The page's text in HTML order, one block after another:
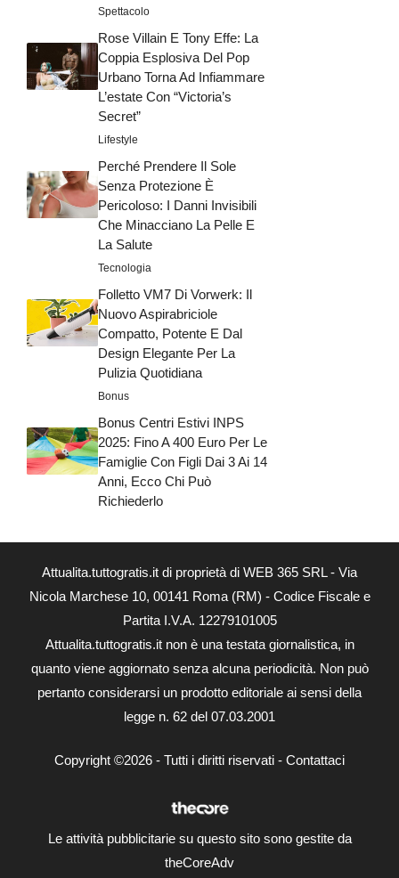
Spettacolo
Rose Villain E Tony Effe: La
Coppia Esplosiva Del Pop
Urbano Torna Ad Infiammare
L’estate Con “Victoria’s
Secret”
Lifestyle
Perché Prendere Il Sole
Senza Protezione È
Pericoloso: I Danni Invisibili
Che Minacciano La Pelle E
La Salute
Tecnologia
Folletto VM7 Di Vorwerk: Il
Nuovo Aspirabriciole
Compatto, Potente E Dal
Design Elegante Per La
Pulizia Quotidiana
Bonus
Bonus Centri Estivi INPS
2025: Fino A 400 Euro Per Le
Famiglie Con Figli Dai 3 Ai 14
Anni, Ecco Chi Può
Richiederlo
Attualita.tuttogratis.it di proprietà di WEB 365 SRL - Via
Nicola Marchese 10, 00141 Roma (RM) - Codice Fiscale e
Partita I.V.A. 12279101005
Attualita.tuttogratis.it non è una testata giornalistica, in
quanto viene aggiornato senza alcuna periodicità. Non può
pertanto considerarsi un prodotto editoriale ai sensi della
legge n. 62 del 07.03.2001
Copyright ©2026 - Tutti i diritti riservati - Contattaci
Le attività pubblicitarie su questo sito sono gestite da
theCoreAdv